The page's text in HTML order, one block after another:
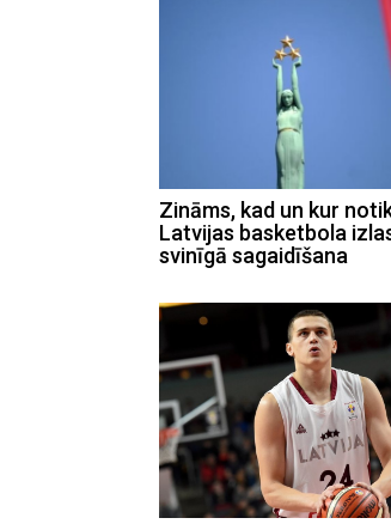
Zināms, kad un kur
Latvijas basketbola
svinīgā sagaidīšana